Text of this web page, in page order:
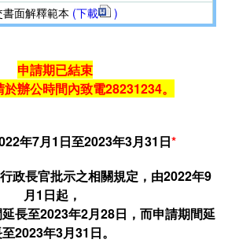
面解釋範本 (下載 )
申請期已結束
辦公時間內致電28231234。
年7月1日至2023年3月31日*
政長官批示之相關規定，由2022年9
月1日起，
長至2023年2月28日，而申請期間延
2023年3月31日。